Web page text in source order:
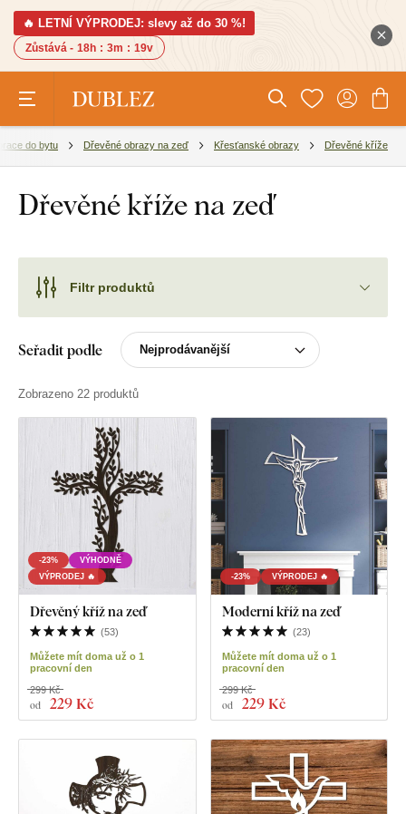
🔥 LETNÍ VÝPRODEJ: slevy až do 30 %!
Zůstává - 18h : 3m : 18v
do bytu Dřevěné obrazy na zeď Křesťanské obrazy Dřevěné kříže
Dřevěné kříže na zeď
Filtr produktů
Seřadit podle
Zobrazeno 22 produktů
-23%
VÝHODNĚ
VÝPRODEJ 🔥
Dřevěný kříž na zeď
(53)
Můžete mít doma už o 1
pracovní den
od 229 Kč
299 Kč
-23% VÝPRODEJ 🔥
Moderní kříž na zeď
(23)
Můžete mít doma už o 1
pracovní den
od 229 Kč
299 Kč